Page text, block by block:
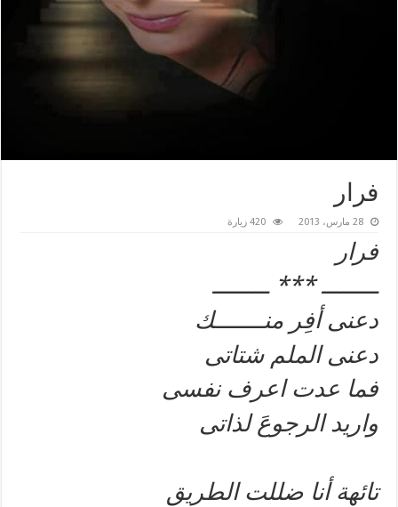
فرار
28 مارس، 2013 420 زيارة
فرار
ــــــــ *** ــــــــ
دعنى أفِر منـــــــك
دعنى الملم شتاتى
فما عدت اعرف نفسى
واريد الرجوعَ لذاتى
تائهة أنا ضللت الطريق